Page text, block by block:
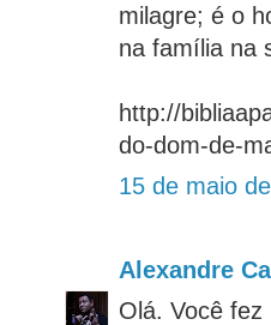
milagre; é o
na família na
http://
do-dom-de-
15 de maio
Alexandre
Olá. Você